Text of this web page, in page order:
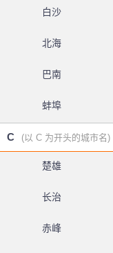
白沙
北海
巴南
蚌埠
C (以 C 为开头的城市名)
楚雄
长治
赤峰